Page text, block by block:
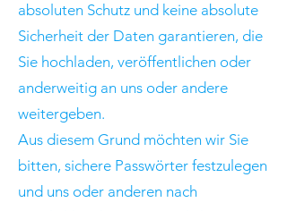
absoluten Schutz und keine absolute
Sicherheit der Daten garantieren, die
Sie hochladen, veröffentlichen oder
anderweitig an uns oder andere
weitergeben.
Aus diesem Grund möchten wir Sie
bitten, sichere Passwörter festzulegen
und uns oder anderen nach